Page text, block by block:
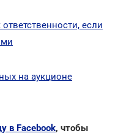
если
на аукционе
в Facebook, чтобы